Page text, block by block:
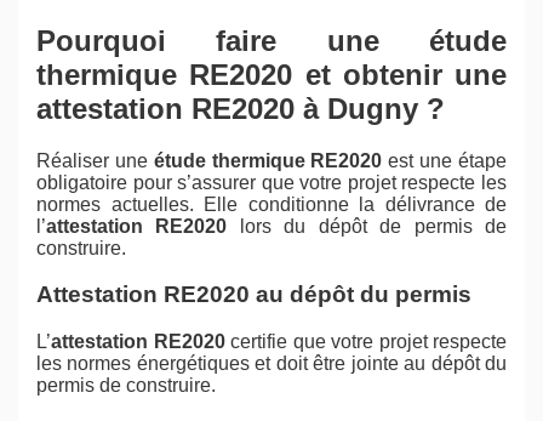
Pourquoi faire une étude
thermique RE2020 et obtenir une
attestation RE2020 à Dugny ?
Réaliser une étude thermique RE2020 est une étape
obligatoire pour s’assurer que votre projet respecte les
normes actuelles. Elle conditionne la délivrance de
l’attestation RE2020 lors du dépôt de permis de
construire.
Attestation RE2020 au dépôt du permis
L’attestation RE2020certifie que votre projet respecte
les normes énergétiques et doit être jointe au dépôt du
permis de construire.